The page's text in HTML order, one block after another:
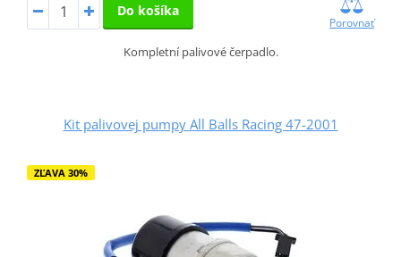
Do košíka
Porovnať
Kompletní palivové čerpadlo.
Kit palivovej pumpy All Balls Racing 47-2001
ZĽAVA 30%